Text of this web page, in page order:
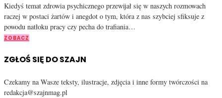
Kiedyś temat zdrowia psychicznego przewijał się w naszych rozmowach
raczej w postaci żartów i anegdot o tym, która z nas szybciej sfiksuje z
powodu natłoku pracy czy pecha do trafiania…
ZOBACZ
ZGŁOŚ SIĘ DO SZAJN
Czekamy na Wasze teksty, ilustracje, zdjęcia i inne formy twórczości na
redakcja@szajnmag.pl